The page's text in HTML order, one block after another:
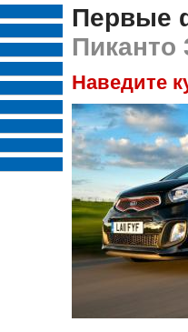
Первые
Пиканто
Наведите